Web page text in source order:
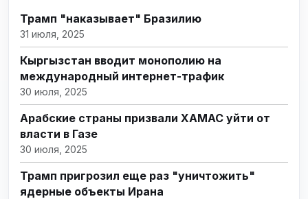
Трамп "наказывает" Бразилию
31 июля, 2025
Кыргызстан вводит монополию на
международный интернет-трафик
30 июля, 2025
Арабские страны призвали ХАМАС уйти от
власти в Газе
30 июля, 2025
Трамп пригрозил еще раз "уничтожить"
ядерные объекты Ирана